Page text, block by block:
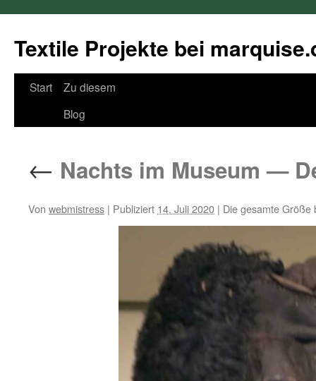
Textile Projekte bei
Springe
Start
Zu diesem
Blog
← Nachts im Museum —
Von webmistress | Publiziert 14. Juli 2020 | Die gesamte